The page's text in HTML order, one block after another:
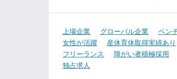
上場企業 グローバル企業 ベン
女性が活躍
産休育休取得実績あり
フリーランス
障がい者積極採用
独占求人